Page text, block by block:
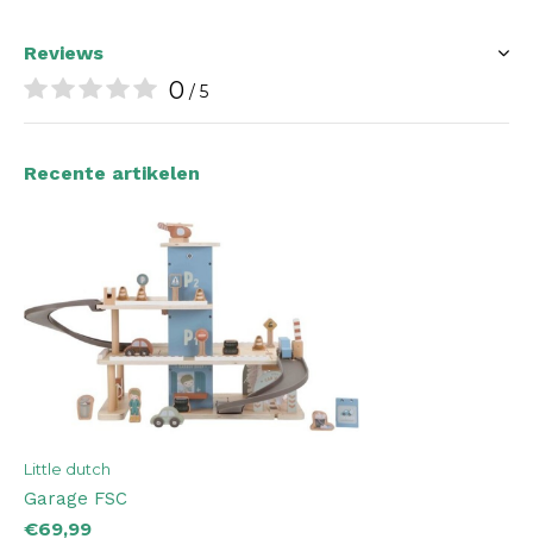
Reviews
0 / 5
Recente artikelen
Little dutch
Garage FSC
€69,99